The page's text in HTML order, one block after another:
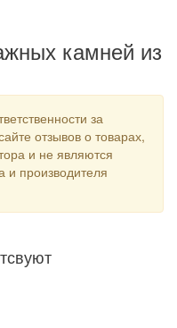
камней из
за
отзывов о товарах,
и не являются
производителя